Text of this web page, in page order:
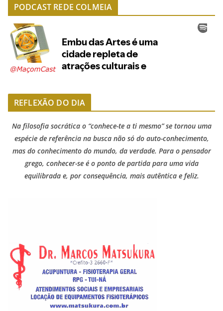
PODCAST REDE COLMEIA
REFLEXÃO DO DIA
Na filosofia socrática o “conhece-te a ti mesmo” se tornou uma
espécie de referência na busca não só do auto-conhecimento,
mas do conhecimento do mundo, da verdade. Para o pensador
grego, conhecer-se é o ponto de partida para uma vida
equilibrada e, por consequência, mais autêntica e feliz.